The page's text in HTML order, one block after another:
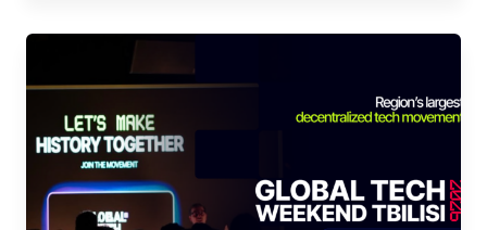
BIG
TECH
И
ЗАПУСТИЛ
AI-
СТАРТАП